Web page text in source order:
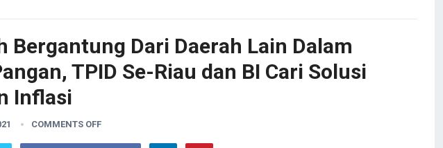
Bergantung Dari Daerah Lain Dalam
TPID Se-Riau dan BI Cari Solusi
Inflasi
COMMENTS OFF